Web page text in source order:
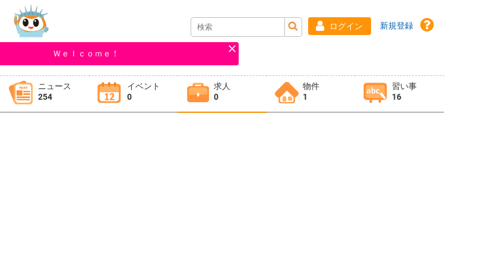
ログイン 新規登録
Ｗｅｌｃｏｍｅ！
ニュース
254
イベント
0
求人
0
物件
1
習い事
16